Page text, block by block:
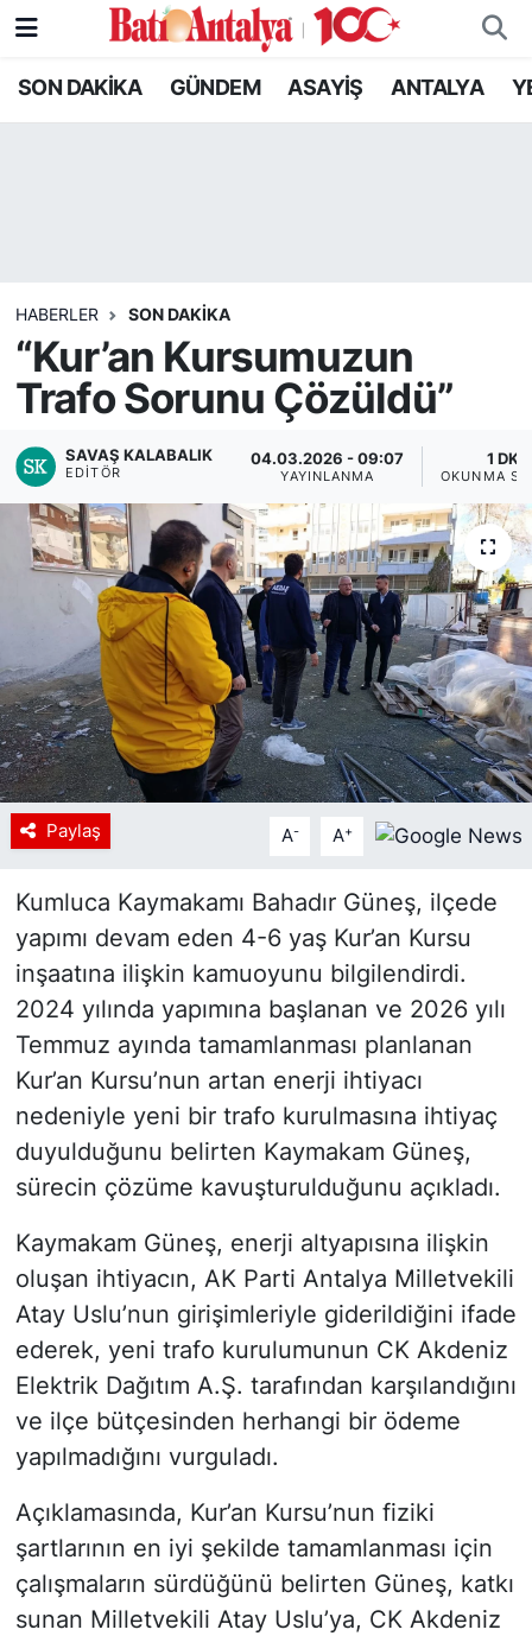
SON DAKİKA GÜNDEM ASAYİŞ ANTALYA
HABERLER SON DAKIKA
“Kur’an Kursumuzun
Trafo Sorunu Çözüldü”
SAVAŞ KALABALIK
EDITÖR
04.03.2026 - 09:07
YAYINLANMA
1 DK
OKUNMA
Paylaş A- A+
Kumluca Kaymakamı Bahadır Güneş, ilçede
yapımı devam eden 4-6 yaş Kur’an Kursu
inşaatına ilişkin kamuoyunu bilgilendirdi.
2024 yılında yapımına başlanan ve 2026 yılı
Temmuz ayında tamamlanması planlanan
Kur’an Kursu’nun artan enerji ihtiyacı
nedeniyle yeni bir trafo kurulmasına ihtiyaç
duyulduğunu belirten Kaymakam Güneş,
sürecin çözüme kavuşturulduğunu açıkladı.
Kaymakam Güneş, enerji altyapısına ilişkin
oluşan ihtiyacın, AK Parti Antalya Milletvekili
Atay Uslu’nun girişimleriyle giderildiğini ifade
ederek, yeni trafo kurulumunun CK Akdeniz
Elektrik Dağıtım A.Ş. tarafından karşılandığını
ve ilçe bütçesinden herhangi bir ödeme
yapılmadığını vurguladı.
Açıklamasında, Kur’an Kursu’nun fiziki
şartlarının en iyi şekilde tamamlanması için
çalışmaların sürdüğünü belirten Güneş, katkı
sunan Milletvekili Atay Uslu’ya, CK Akdeniz
SON DAKİKA
RESMİ İLANLAR
EKONOMİ
Nöbetçi Eczaneler
Son Dakika Haberleri
Haber Arşivi